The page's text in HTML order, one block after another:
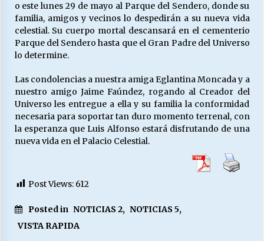
o este lunes 29 de mayo al Parque del Sendero, donde su
familia, amigos y vecinos lo despedirán a su nueva vida
celestial. Su cuerpo mortal descansará en el cementerio
Parque del Sendero hasta que el Gran Padre del Universo
lo determine.
Las condolencias a nuestra amiga Eglantina Moncada y a
nuestro amigo Jaime Faúndez, rogando al Creador del
Universo les entregue a ella y su familia la conformidad
necesaria para soportar tan duro momento terrenal, con
la esperanza que Luis Alfonso estará disfrutando de una
nueva vida en el Palacio Celestial.
Post Views: 612
Posted in NOTICIAS 2, NOTICIAS 5,
VISTA RAPIDA